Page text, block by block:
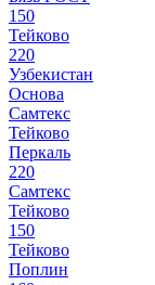
150
Тейково
220
Узбекистан
Основа
Самтекс
Тейково
Перкаль
220
Самтекс
Тейково
150
Тейково
Поплин